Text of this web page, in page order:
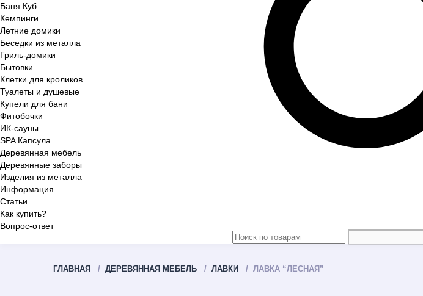
Баня Куб
Кемпинги
Летние домики
Беседки из металла
Гриль-домики
Бытовки
Клетки для кроликов
Туалеты и душевые
Купели для бани
Фитобочки
ИК-сауны
SPA Капсула
Деревянная мебель
Деревянные заборы
Изделия из металла
Информация
Статьи
Как купить?
Вопрос-ответ
ГЛАВНАЯ ДЕРЕВЯННАЯ МЕБЕЛЬ ЛАВКИ ЛАВКА “ЛЕСНАЯ”